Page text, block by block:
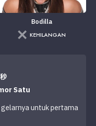
Bodilla
KEHILANGAN
秒
Satu
untuk pertama